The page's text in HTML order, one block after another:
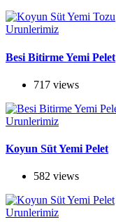
Urunlerimiz
Besi Bitirme Yemi Pelet
717 views
Urunlerimiz
Koyun Süt Yemi Pelet
582 views
Urunlerimiz